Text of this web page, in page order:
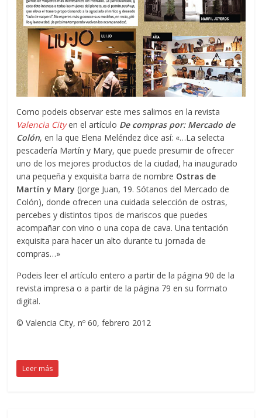
Como podeis observar este mes salimos en la revista
Valencia Cityen el artículo De compras por: Mercado de
Colón, en la que Elena Meléndez dice así: «…La selecta
pescadería Martín y Mary, que puede presumir de ofrecer
uno de los mejores productos de la ciudad, ha inaugurado
una pequeña y exquisita barra de nombre Ostras de
Martín y Mary (Jorge Juan, 19. Sótanos del Mercado de
Colón), donde ofrecen una cuidada selección de ostras,
percebes y distintos tipos de mariscos que puedes
acompañar con vino o una copa de cava. Una tentación
exquisita para hacer un alto durante tu jornada de
compras…»
Podeis leer el artículo entero a partir de la página 90 de la
revista impresa o a partir de la página 79 en su formato
digital.
© Valencia City, nº 60, febrero 2012
Leer más